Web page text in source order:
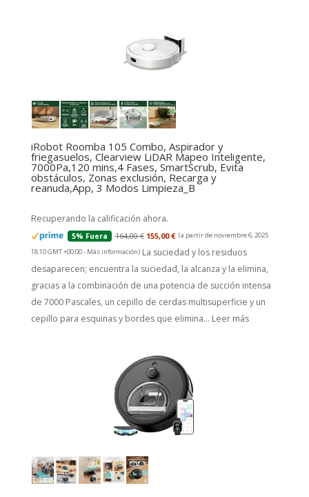
iRobot Roomba 105 Combo, Aspirador y
friegasuelos, Clearview LiDAR Mapeo Inteligente,
7000Pa,120 mins,4 Fases, SmartScrub, Evita
obstáculos, Zonas exclusión, Recarga y
reanuda,App, 3 Modos Limpieza_B
Recuperando la calificación ahora.
5% Fuera 164,00 € 155,00 € (a partir de noviembre 6, 2025
18:10 GMT +00:00 - Más información) La suciedad y los residuos
desaparecen; encuentra la suciedad, la alcanza y la elimina,
gracias a la combinación de una potencia de succión intensa
de 7000 Pascales, un cepillo de cerdas multisuperficie y un
cepillo para esquinas y bordes que elimina... Leer más